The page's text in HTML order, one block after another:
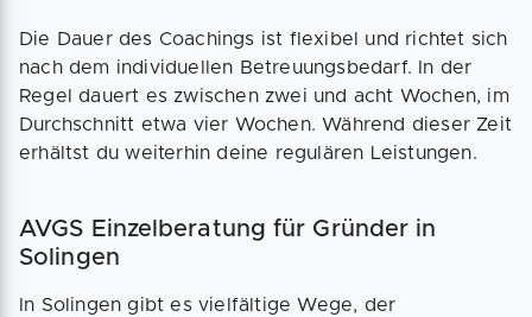
Die Dauer des Coachings ist flexibel und richtet sich
nach dem individuellen Betreuungsbedarf. In der
Regel dauert es zwischen zwei und acht Wochen, im
Durchschnitt etwa vier Wochen. Während dieser Zeit
erhältst du weiterhin deine regulären Leistungen.
AVGS Einzelberatung für Gründer in
Solingen
In Solingen gibt es vielfältige Wege, der